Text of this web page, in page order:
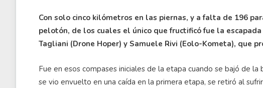
Con solo cinco kilómetros en las piernas, y a falta de 196
pelotón, de los cuales el único que fructificó fue la
Tagliani (Drone Hoper) y Samuele Rivi (Eolo-Kometa), que
Fue en esos compases iniciales de la etapa cuando se bajó de la
se vio envuelto en una caída en la primera etapa, se retiró al